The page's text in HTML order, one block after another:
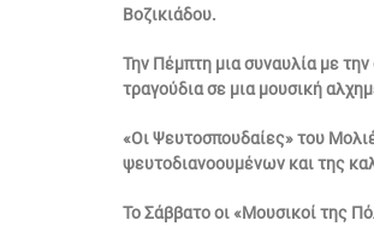
Βοζικιάδου.
Την Πέμπτη μια συναυλία με
τραγούδια σε μια μουσική
«Οι Ψευτοσπουδαίες» του
ψευτοδιανοουμένων και της
Το Σάββατο οι «Μουσικοί της